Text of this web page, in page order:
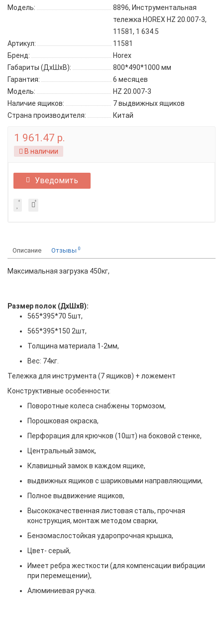
Модель:
8896, Инструментальная
тележка HOREX HZ 20.007-3,
11581, 1 634.5
Артикул:
11581
Бренд:
Horex
Габариты (ДхШхВ):
800*490*1000 мм
Гарантия:
6 месяцев
Модель:
HZ 20.007-3
Наличие ящиков:
7 выдвижных ящиков
Страна производителя:
Китай
1 961.47 р.
В наличии
Уведомить
Описание Отзывы 0
Максимальная загрузка 450кг,
Размер полок (ДхШхВ):
565*395*70 5шт,
565*395*150 2шт,
Толщина материала 1-2мм,
Вес: 74кг.
Тележка для инструмента (7 ящиков) + ложемент
Конструктивные особенности:
Поворотные колеса снабжены тормозом,
Порошковая окраска,
Перфорация для крючков (10шт) на боковой стенке,
Центральный замок,
Клавишный замок в каждом ящике,
выдвижных ящиков с шариковыми направляющими,
Полное выдвижение ящиков,
Высококачественная листовая сталь, прочная
конструкция, монтаж методом сварки,
Бензомаслостойкая ударопрочная крышка,
Цвет- серый,
Имеет ребра жесткости (для компенсации вибрации
при перемещении),
Алюминиевая ручка.